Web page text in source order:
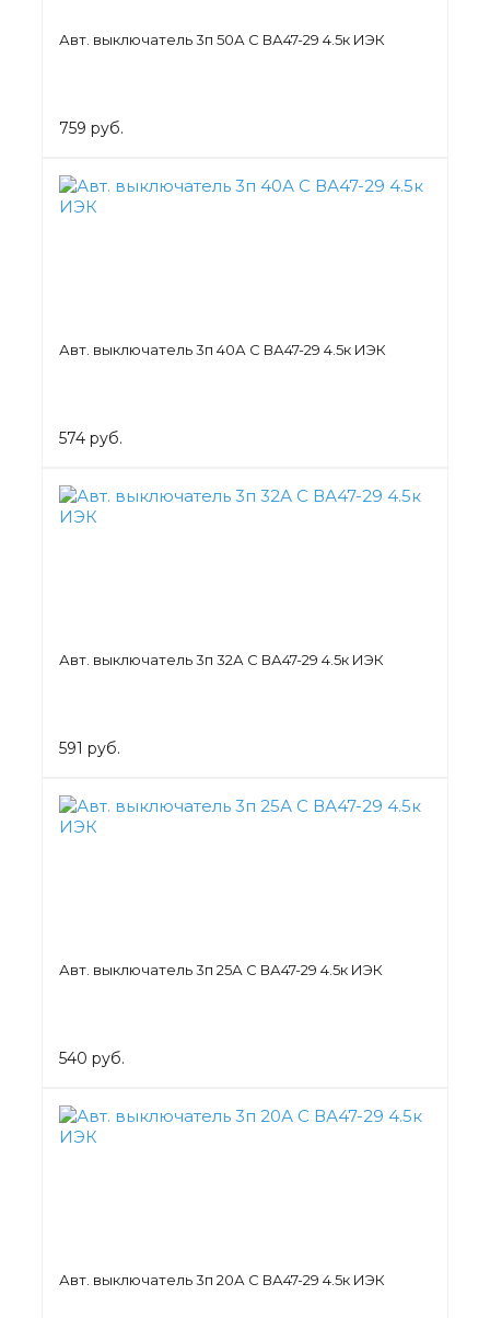
Авт. выключатель 3п 50А С ВА47-29 4.5к ИЭК
759 руб.
Авт. выключатель 3п 40А С ВА47-29 4.5к ИЭК
574 руб.
Авт. выключатель 3п 32А С ВА47-29 4.5к ИЭК
591 руб.
Авт. выключатель 3п 25А С ВА47-29 4.5к ИЭК
540 руб.
Авт. выключатель 3п 20А С ВА47-29 4.5к ИЭК